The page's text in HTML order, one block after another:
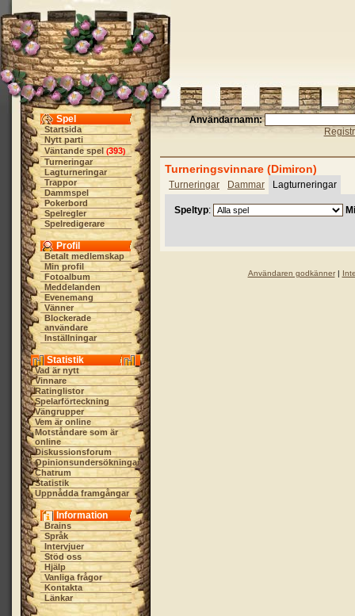
Spel
Startsida
Nytt parti
Väntande spel (393)
Turneringar
Lagturneringar
Trappor
Dammspel
Pokerbord
Spelregler
Spelredigerare
Profil
Betalt medlemskap
Min profil
Fotoalbum
Meddelanden
Evenemang
Vänner
Blockerade
användare
Inställningar
Statistik
Vad är nytt
Vinnare
Ratinglistor
Spelarförteckning
Vängrupper
Vem är online
Motståndare som är
online
Diskussionsforum
Opinionsundersökningar
Chatrum
Statistik
Uppnådda framgångar
Information
Brains
Språk
Intervjuer
Stöd oss
Hjälp
Vanliga frågor
Kontakta
Länkar
Användarnamn:
Turneringsvinnare (Dimiron)
Turneringar Dammar Lagturneringar
Speltyp:
Användaren godkänner|